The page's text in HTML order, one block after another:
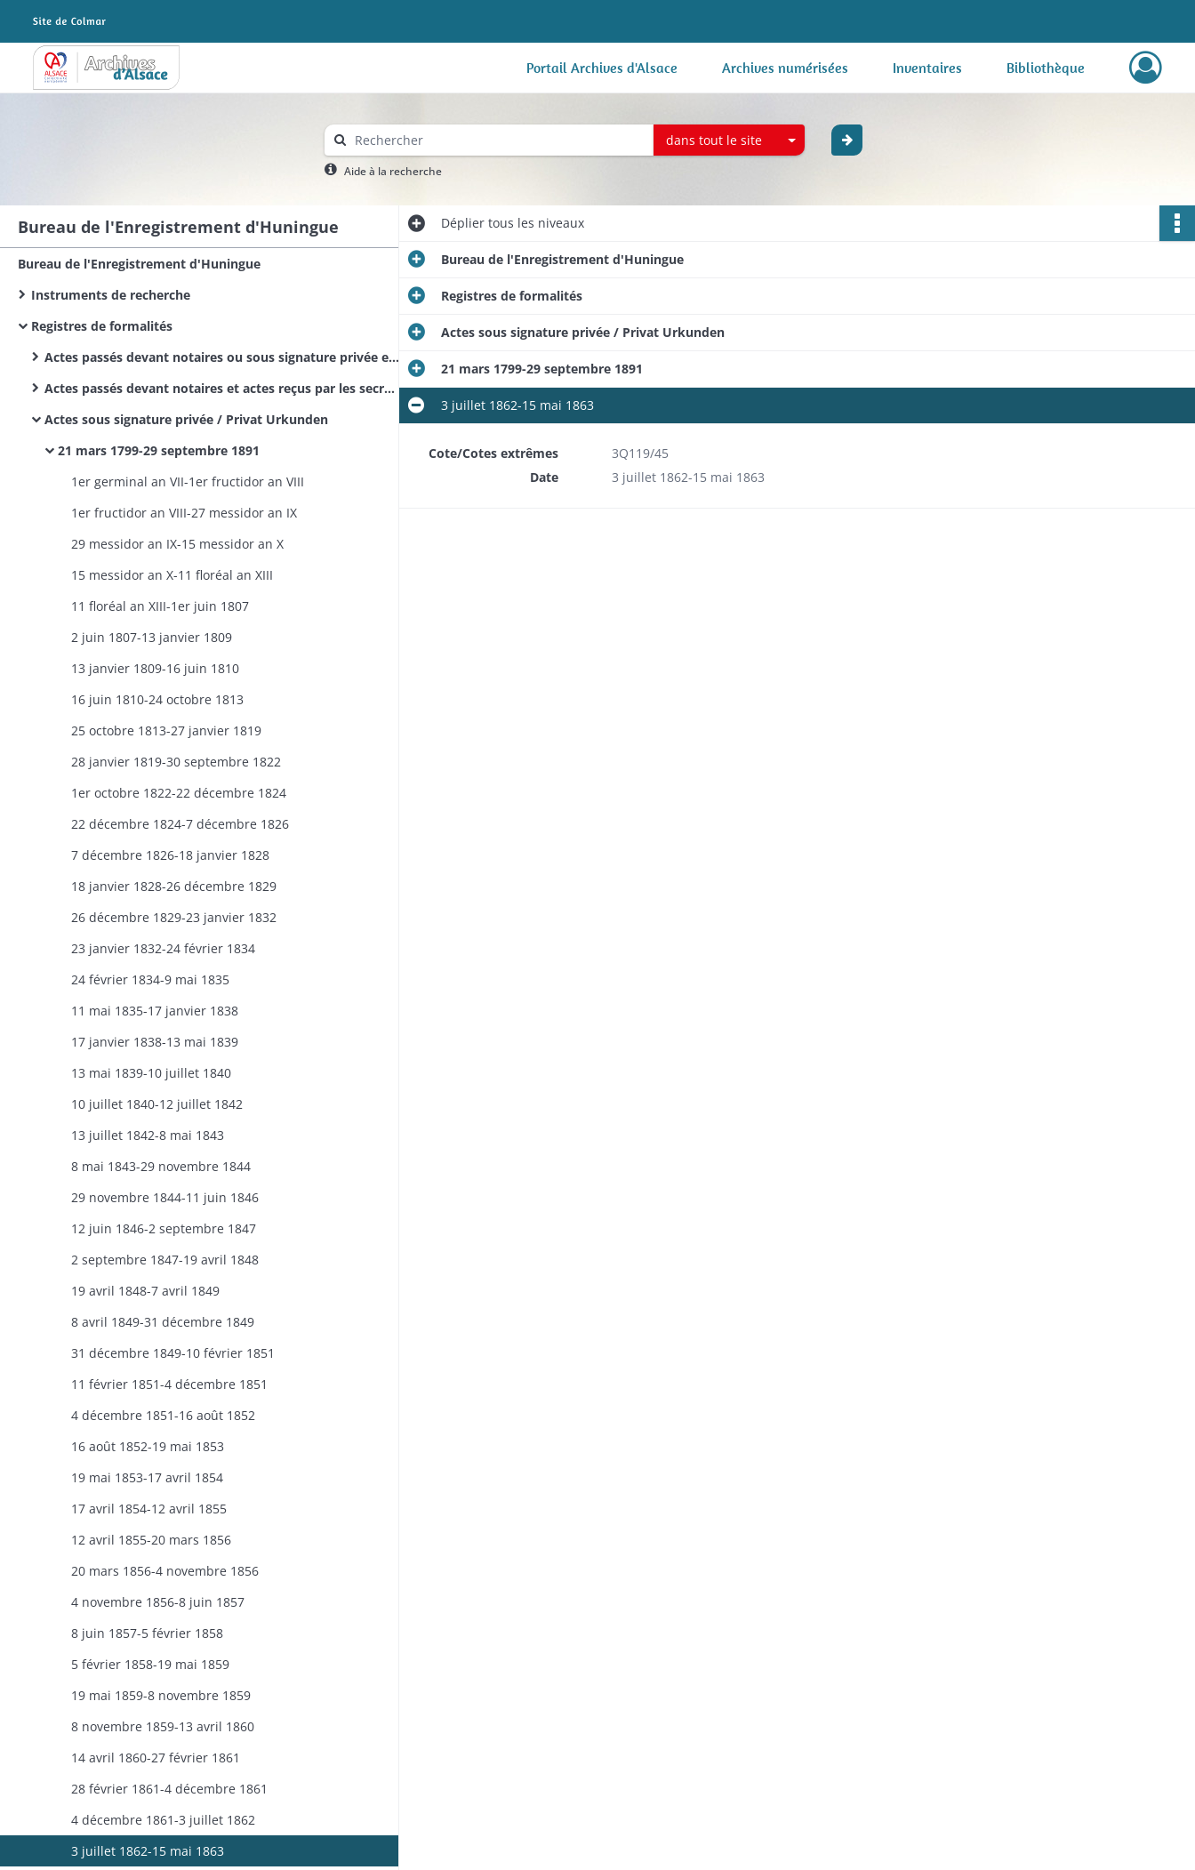
Archives Alsace - Colmar Portail Archives d'Alsace Archives numérisées Inventaires Bibliothèque
dans tout le site
Aide à la recherche
Bureau de l'Enregistrement d'Huningue
Bureau de l'Enregistrement d'Huningue
Instruments de recherche
Registres de formalités
Actes passés devant notaires ou sous signature privée et actes reçus par les secrétaires des corps municipaux et administratifs
Actes passés devant notaires et actes reçus par les secrétaires des autorités administratives / Actes civils publics / Bürgerliche Urkunden
Actes sous signature privée / Privat Urkunden
21 mars 1799-29 septembre 1891
1er germinal an VII-1er fructidor an VIII
1er fructidor an VIII-27 messidor an IX
29 messidor an IX-15 messidor an X
15 messidor an X-11 floréal an XIII
11 floréal an XIII-1er juin 1807
2 juin 1807-13 janvier 1809
13 janvier 1809-16 juin 1810
16 juin 1810-24 octobre 1813
25 octobre 1813-27 janvier 1819
28 janvier 1819-30 septembre 1822
1er octobre 1822-22 décembre 1824
22 décembre 1824-7 décembre 1826
7 décembre 1826-18 janvier 1828
18 janvier 1828-26 décembre 1829
26 décembre 1829-23 janvier 1832
23 janvier 1832-24 février 1834
24 février 1834-9 mai 1835
11 mai 1835-17 janvier 1838
17 janvier 1838-13 mai 1839
13 mai 1839-10 juillet 1840
10 juillet 1840-12 juillet 1842
13 juillet 1842-8 mai 1843
8 mai 1843-29 novembre 1844
29 novembre 1844-11 juin 1846
12 juin 1846-2 septembre 1847
2 septembre 1847-19 avril 1848
19 avril 1848-7 avril 1849
8 avril 1849-31 décembre 1849
31 décembre 1849-10 février 1851
11 février 1851-4 décembre 1851
4 décembre 1851-16 août 1852
16 août 1852-19 mai 1853
19 mai 1853-17 avril 1854
17 avril 1854-12 avril 1855
12 avril 1855-20 mars 1856
20 mars 1856-4 novembre 1856
4 novembre 1856-8 juin 1857
8 juin 1857-5 février 1858
5 février 1858-19 mai 1859
19 mai 1859-8 novembre 1859
8 novembre 1859-13 avril 1860
14 avril 1860-27 février 1861
28 février 1861-4 décembre 1861
4 décembre 1861-3 juillet 1862
3 juillet 1862-15 mai 1863
Dépliertous les niveaux
Bureau de l'Enregistrement d'Huningue
Registres de formalités
Actes sous signature privée / Privat Urkunden
21 mars 1799-29 septembre 1891
3 juillet 1862-15 mai 1863
Cote/Cotes extrêmes
3Q119/45
Date
3 juillet 1862-15 mai 1863